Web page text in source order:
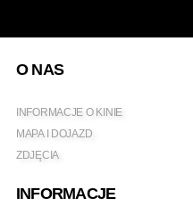
O NAS
INFORMACJE O KINIE
MAPA I DOJAZD
ZDJĘCIA
INFORMACJE